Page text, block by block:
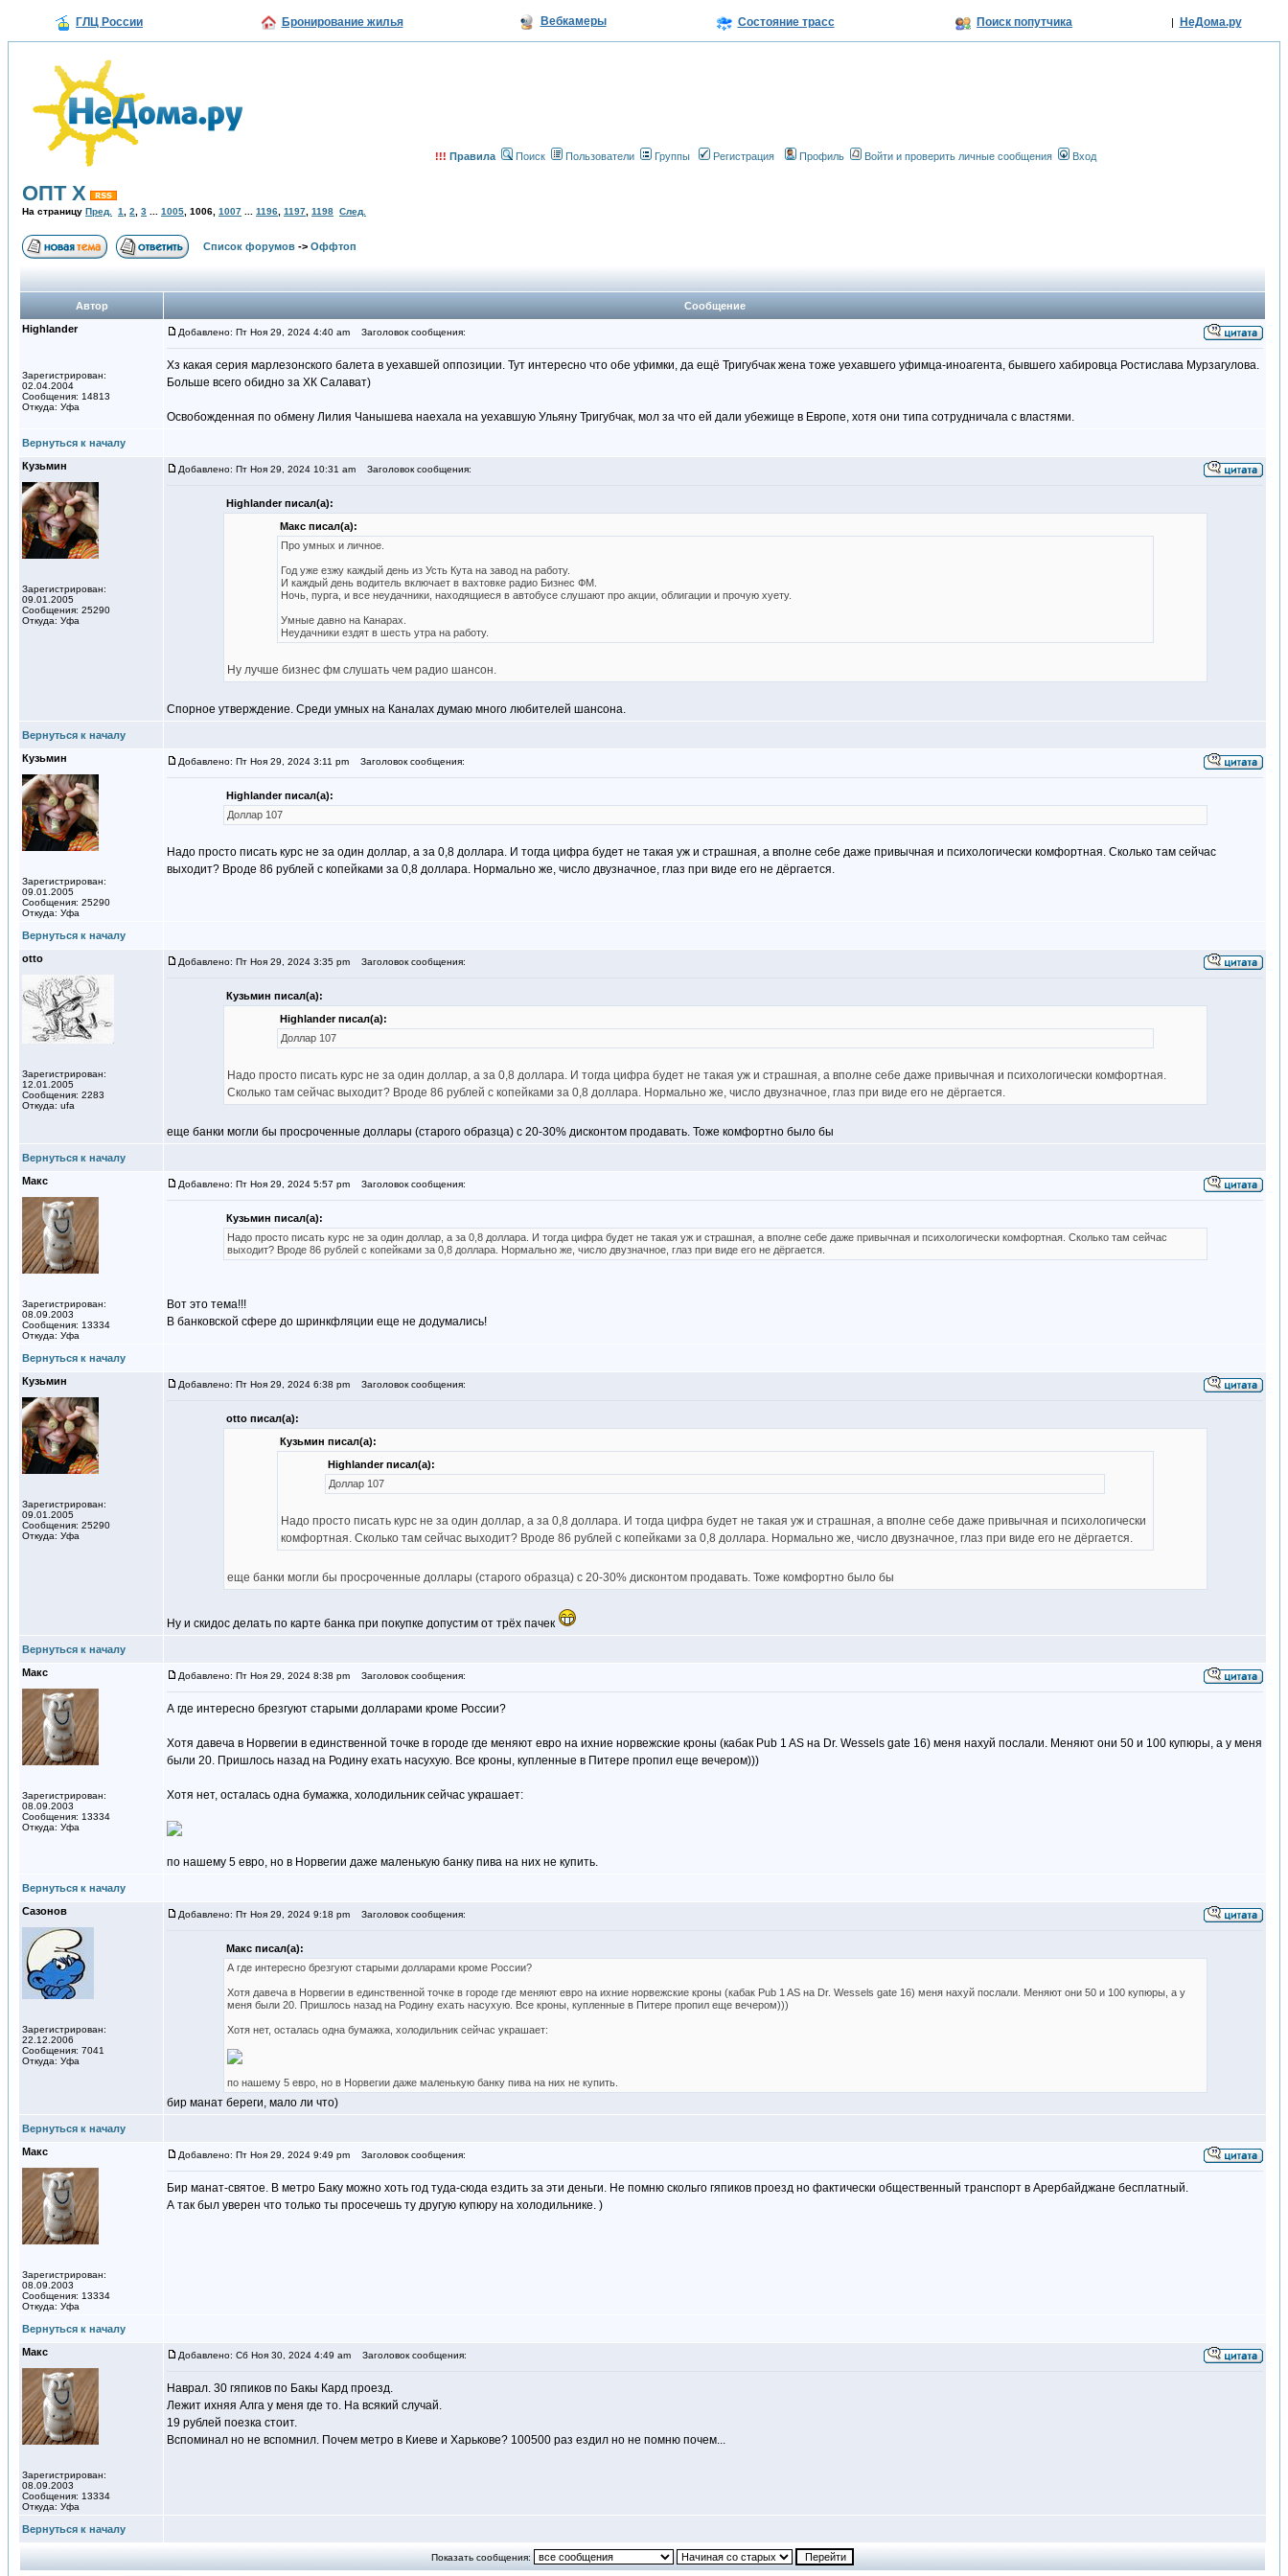
ГЛЦ России Бронирование жилья Вебкамеры Состояние трасс Поиск попутчика | НеДома.ру
!!! Правила Поиск Пользователи Группы Регистрация Профиль Войти и проверить личные сообщения Вход
ОПТ Х
На страницу Пред. 1 2 3 1005 1006 1007 1196 1197 1198 След.
Список форумов -> Оффтоп
Автор
Сообщение
Highlander
Зарегистрирован:
02.04.2004
Сообщения: 14813
Откуда: Уфа
Добавлено: Пт Ноя 29, 2024 4:40 am Заголовок сообщения:
Хз какая серия марлезонского балета в уехавшей оппозиции. Тут интересно что обе уфимки, да ещё Тригубчак жена тоже уехавшего уфимца-иноагента, бывшего хабировца Ростислава Мурзагулова.
Больше всего обидно за ХК Салават)
Освобожденная по обмену Лилия Чанышева наехала на уехавшую Ульяну Тригубчак, мол за что ей дали убежище в Европе, хотя они типа сотрудничала с властями.
Вернуться к началу
Кузьмин
Зарегистрирован:
09.01.2005
Сообщения: 25290
Откуда: Уфа
Добавлено: Пт Ноя 29, 2024 10:31 am Заголовок сообщения:
Highlander писал(а):
Макс писал(а):
Про умных и личное.
Год уже езжу каждый день из Усть Кута на завод на работу.
И каждый день водитель включает в вахтовке радио Бизнес ФМ.
Ночь, пурга, и все неудачники, находящиеся в автобусе слушают про акции, облигации и прочую хуету.
Умные давно на Канарах.
Неудачники ездят в шесть утра на работу.
Ну лучше бизнес фм слушать чем радио шансон.
Спорное утверждение. Среди умных на Каналах думаю много любителей шансона.
Вернуться к началу
Кузьмин
Зарегистрирован:
09.01.2005
Сообщения: 25290
Откуда: Уфа
Добавлено: Пт Ноя 29, 2024 3:11 pm Заголовок сообщения:
Highlander писал(а):
Доллар 107
Надо просто писать курс не за один доллар, а за 0,8 доллара. И тогда цифра будет не такая уж и страшная, а вполне себе даже привычная и психологически комфортная. Сколько там сейчас
выходит? Вроде 86 рублей с копейками за 0,8 доллара. Нормально же, число двузначное, глаз при виде его не дёргается.
Вернуться к началу
otto
Зарегистрирован:
12.01.2005
Сообщения: 2283
Откуда: ufa
Добавлено: Пт Ноя 29, 2024 3:35 pm Заголовок сообщения:
Кузьмин писал(а):
Highlander писал(а):
Доллар 107
Надо просто писать курс не за один доллар, а за 0,8 доллара. И тогда цифра будет не такая уж и страшная, а вполне себе даже привычная и психологически комфортная.
Сколько там сейчас выходит? Вроде 86 рублей с копейками за 0,8 доллара. Нормально же, число двузначное, глаз при виде его не дёргается.
еще банки могли бы просроченные доллары (старого образца) с 20-30% дисконтом продавать. Тоже комфортно было бы
Вернуться к началу
Макс
Зарегистрирован:
08.09.2003
Сообщения: 13334
Откуда: Уфа
Добавлено: Пт Ноя 29, 2024 5:57 pm Заголовок сообщения:
Кузьмин писал(а):
Надо просто писать курс не за один доллар, а за 0,8 доллара. И тогда цифра будет не такая уж и страшная, а вполне себе даже привычная и психологически комфортная. Сколько там сейчас
выходит? Вроде 86 рублей с копейками за 0,8 доллара. Нормально же, число двузначное, глаз при виде его не дёргается.
Вот это тема!!!
В банковской сфере до шринкфляции еще не додумались!
Вернуться к началу
Кузьмин
Зарегистрирован:
09.01.2005
Сообщения: 25290
Откуда: Уфа
Добавлено: Пт Ноя 29, 2024 6:38 pm Заголовок сообщения:
otto писал(а):
Кузьмин писал(а):
Highlander писал(а):
Доллар 107
Надо просто писать курс не за один доллар, а за 0,8 доллара. И тогда цифра будет не такая уж и страшная, а вполне себе даже привычная и психологически
комфортная. Сколько там сейчас выходит? Вроде 86 рублей с копейками за 0,8 доллара. Нормально же, число двузначное, глаз при виде его не дёргается.
еще банки могли бы просроченные доллары (старого образца) с 20-30% дисконтом продавать. Тоже комфортно было бы
Ну и скидос делать по карте банка при покупке допустим от трёх пачек
Вернуться к началу
Макс
Зарегистрирован:
08.09.2003
Сообщения: 13334
Откуда: Уфа
Добавлено: Пт Ноя 29, 2024 8:38 pm Заголовок сообщения:
А где интересно брезгуют старыми долларами кроме России?
Хотя давеча в Норвегии в единственной точке в городе где меняют евро на ихние норвежские кроны (кабак Pub 1 AS на Dr. Wessels gate 16) меня нахуй послали. Меняют они 50 и 100 купюры, а у меня
были 20. Пришлось назад на Родину ехать насухую. Все кроны, купленные в Питере пропил еще вечером)))
Хотя нет, осталась одна бумажка, холодильник сейчас украшает:
по нашему 5 евро, но в Норвегии даже маленькую банку пива на них не купить.
Вернуться к началу
Сазонов
Зарегистрирован:
22.12.2006
Сообщения: 7041
Откуда: Уфа
Добавлено: Пт Ноя 29, 2024 9:18 pm Заголовок сообщения:
Макс писал(а):
А где интересно брезгуют старыми долларами кроме России?
Хотя давеча в Норвегии в единственной точке в городе где меняют евро на ихние норвежские кроны (кабак Pub 1 AS на Dr. Wessels gate 16) меня нахуй послали. Меняют они 50 и 100 купюры, а у
меня были 20. Пришлось назад на Родину ехать насухую. Все кроны, купленные в Питере пропил еще вечером)))
Хотя нет, осталась одна бумажка, холодильник сейчас украшает:
по нашему 5 евро, но в Норвегии даже маленькую банку пива на них не купить.
бир манат береги, мало ли что)
Вернуться к началу
Макс
Зарегистрирован:
08.09.2003
Сообщения: 13334
Откуда: Уфа
Добавлено: Пт Ноя 29, 2024 9:49 pm Заголовок сообщения:
Бир манат-святое. В метро Баку можно хоть год туда-сюда ездить за эти деньги. Не помню скольго гяпиков проезд но фактически общественный транспорт в Арербайджане бесплатный.
А так был уверен что только ты просечешь ту другую купюру на холодильнике. )
Вернуться к началу
Макс
Зарегистрирован:
08.09.2003
Сообщения: 13334
Откуда: Уфа
Добавлено: Сб Ноя 30, 2024 4:49 am Заголовок сообщения:
Наврал. 30 гяпиков по Бакы Кард проезд.
Лежит ихняя Алга у меня где то. На всякий случай.
19 рублей поезка стоит.
Вспоминал но не вспомнил. Почем метро в Киеве и Харькове? 100500 раз ездил но не помню почем...
Вернуться к началу
Показать сообщения: